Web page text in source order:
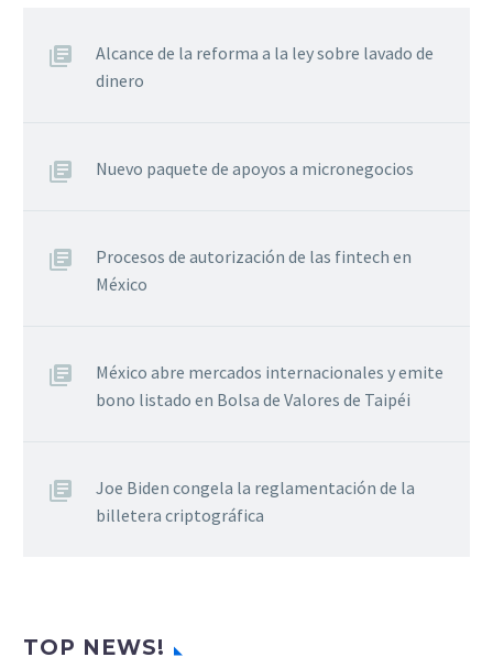
Alcance de la reforma a la ley sobre lavado de
dinero
Nuevo paquete de apoyos a micronegocios
Procesos de autorización de las fintech en
México
México abre mercados internacionales y emite
bono listado en Bolsa de Valores de Taipéi
Joe Biden congela la reglamentación de la
billetera criptográfica
TOP NEWS!